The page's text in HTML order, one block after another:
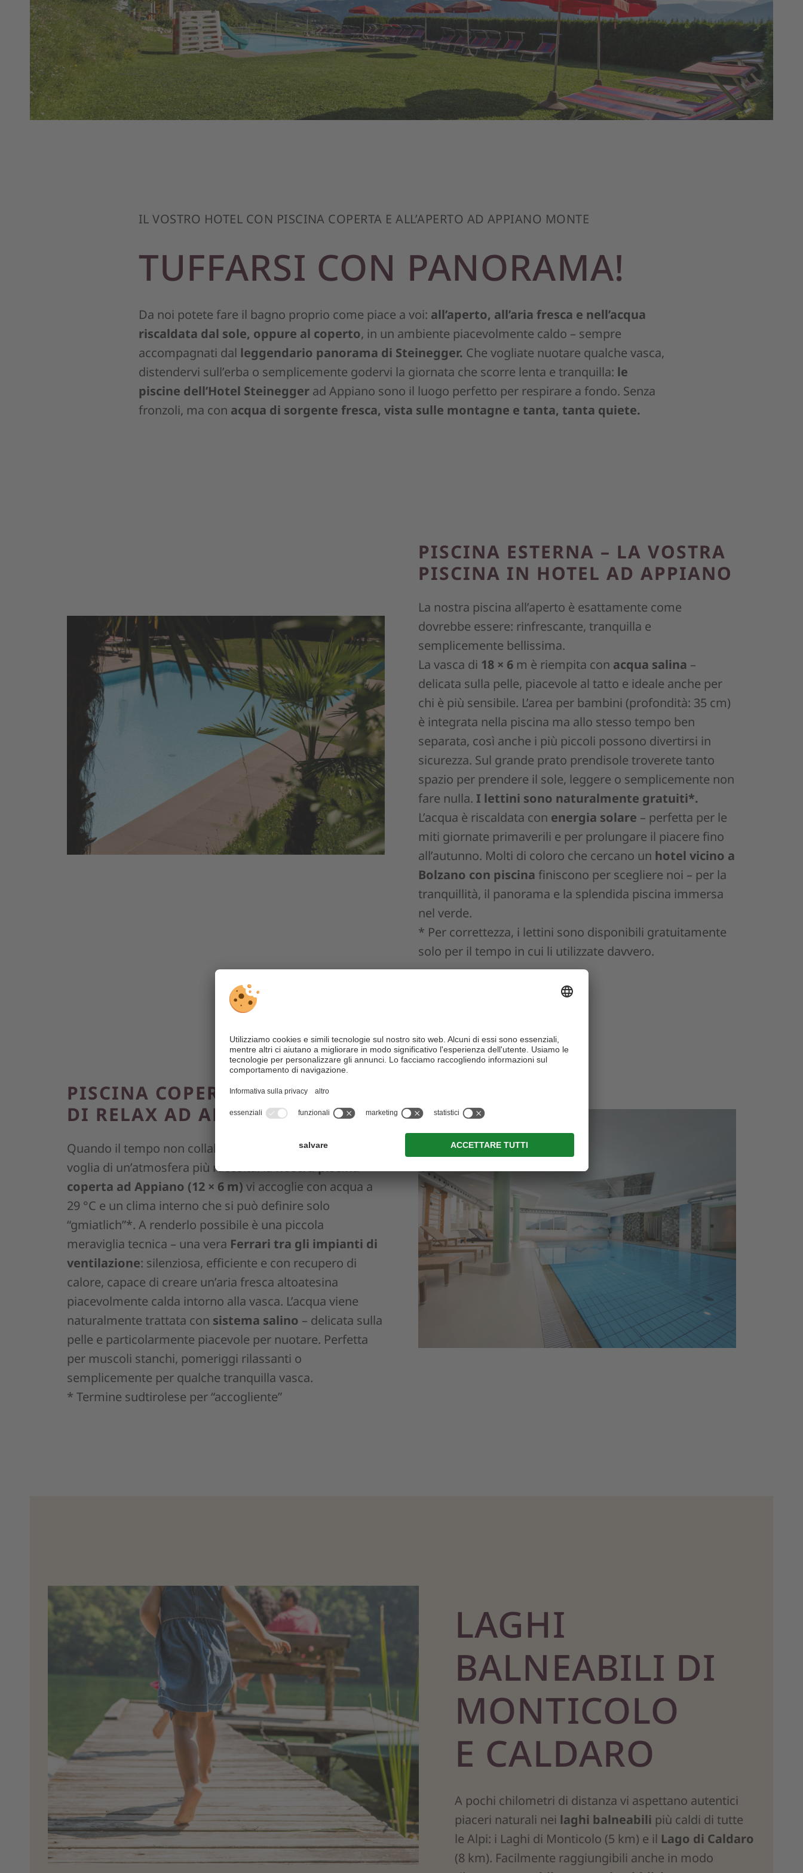
IL VOSTRO HOTEL CON PISCINA COPERTA E ALL’APERTO AD APPIANO MONTE
TUFFARSI CON PANORAMA!
Da noi potete fare il bagno proprio come piace a voi: all’aperto, all’aria fresca e nell’acqua
riscaldata dal sole, oppure al coperto, in un ambiente piacevolmente caldo – sempre
accompagnati dal leggendario panorama di Steinegger. Che vogliate nuotare qualche vasca,
distendervi sull’erba o semplicemente godervi la giornata che scorre lenta e tranquilla: le
piscine dell’Hotel Steinegger ad Appiano sono il luogo perfetto per respirare a fondo. Senza
fronzoli, ma con acqua di sorgente fresca, vista sulle montagne e tanta, tanta quiete.
PISCINA ESTERNA – LA VOSTRA
PISCINA IN HOTEL AD APPIANO
La nostra piscina all’aperto è esattamente come
dovrebbe essere: rinfrescante, tranquilla e
semplicemente bellissima.
La vasca di 18 × 6 m è riempita con acqua salina –
delicata sulla pelle, piacevole al tatto e ideale anche per
chi è più sensibile. L’area per bambini (profondità: 35 cm)
è integrata nella piscina ma allo stesso tempo ben
separata, così anche i più piccoli possono divertirsi in
sicurezza. Sul grande prato prendisole troverete tanto
spazio per prendere il sole, leggere o semplicemente non
fare nulla. I lettini sono naturalmente gratuiti*.
L’acqua è riscaldata con energia solare – perfetta per le
miti giornate primaverili e per prolungare il piacere fino
all’autunno. Molti di coloro che cercano un hotel vicino a
Bolzano con piscina finiscono per scegliere noi – per la
tranquillità, il panorama e la splendida piscina immersa
nel verde.
* Per correttezza, i lettini sono disponibili gratuitamente
solo per il tempo in cui li utilizzate davvero.
PISCINA COPERTA – MOMENTI
DI RELAX AD APPIANO
Quando il tempo non collabora o semplicemente avete
voglia di un’atmosfera più raccolta: lanostra piscina
coperta ad Appiano (12 × 6 m) vi accoglie con acqua a
29 °C e un clima interno che si può definire solo
“gmiatlich”*. A renderlo possibile è una piccola
meraviglia tecnica – una vera Ferrari tra gli impianti di
ventilazione: silenziosa, efficiente e con recupero di
calore, capace di creare un’aria fresca altoatesina
piacevolmente calda intorno alla vasca. L’acqua viene
naturalmente trattata con sistema salino – delicata sulla
pelle e particolarmente piacevole per nuotare. Perfetta
per muscoli stanchi, pomeriggi rilassanti o
semplicemente per qualche tranquilla vasca.
* Termine sudtirolese per “accogliente”
LAGHI
BALNEABILI DI
MONTICOLO
E CALDARO
A pochi chilometri di distanza vi aspettano autentici
piaceri naturali nei laghi balneabili più caldi di tutte
le Alpi: i Laghi di Monticolo (5 km) e il Lago di Caldaro
(8 km). Facilmente raggiungibili anche in modo